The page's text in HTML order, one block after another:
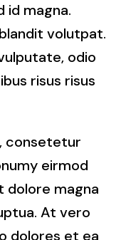
id magna.
volutpat.
odio
risus risus
consetetur
eirmod
dolore magna
At vero
dolores et ea